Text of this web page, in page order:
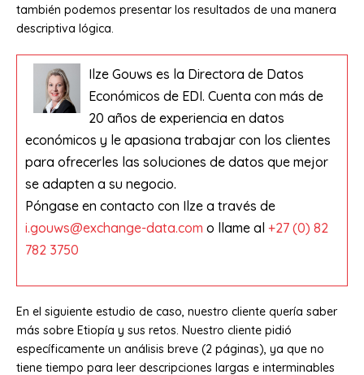
también podemos presentar los resultados de una manera
descriptiva lógica.
Ilze Gouws es la Directora de Datos
Económicos de EDI. Cuenta con más de
20 años de experiencia en datos
económicos y le apasiona trabajar con los clientes
para ofrecerles las soluciones de datos que mejor
se adapten a su negocio.
Póngase en contacto con Ilze a través de
i.gouws@exchange-data.com o llame al +27 (0) 82
782 3750
En el siguiente estudio de caso, nuestro cliente quería saber
más sobre Etiopía y sus retos. Nuestro cliente pidió
específicamente un análisis breve (2 páginas), ya que no
tiene tiempo para leer descripciones largas e interminables